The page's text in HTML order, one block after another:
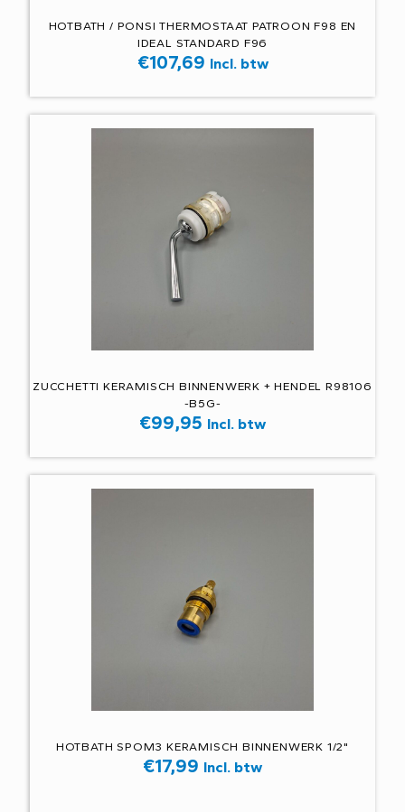
HOTBATH / PONSI THERMOSTAAT PATROON F98 EN
IDEAL STANDARD F96
€107,69 Incl. btw
ZUCCHETTI KERAMISCH BINNENWERK + HENDEL R98106
-B5G-
€99,95 Incl. btw
HOTBATH SPOM3 KERAMISCH BINNENWERK 1/2"
€17,99 Incl. btw